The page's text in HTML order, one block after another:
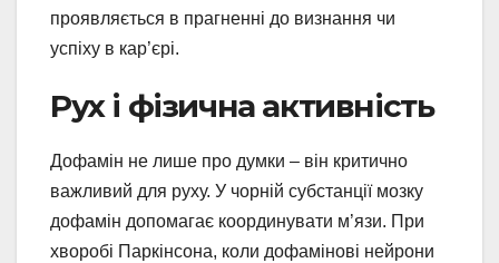
проявляється в прагненні до визнання чи
успіху в кар’єрі.
Рух і фізична активність
Дофамін не лише про думки – він критично
важливий для руху. У чорній субстанції мозку
дофамін допомагає координувати м’язи. При
хворобі Паркінсона, коли дофамінові нейрони